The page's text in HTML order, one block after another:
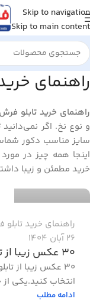
Skip to navigation
Skip to main content
راهنمای
راهنمای خرید تابلو فرش
و نوع نخ. اگر نمی‌دانید
سایز مناسب دکور
اینجا همه چیز در
خرید مطمئن و زیبا
فرشخونه سئو
راهنمای خرید
26 آبان 1404
30 عکس زیبا از تابلو فرش حیوانات برای پذیرایی
30 عکس زیبا از
انتخاب کنید.یکی
ادامه مطلب
مجله فرشخونه